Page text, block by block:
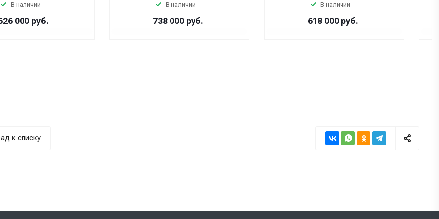
В наличии
000 руб.
В наличии
738 000 руб.
В наличии
618 000 руб.
к списку